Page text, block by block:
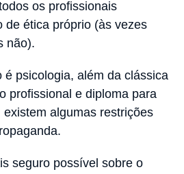
os profissionais
de ética próprio (às vezes
não).
é psicologia, além da clássica
profissional e diploma para
algumas restrições
seguro possível sobre o